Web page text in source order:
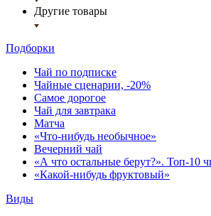
Другие товары
Подборки
Чай по подписке
Чайные сценарии, -20%
Самое дорогое
Чай для завтрака
Матча
«Что-нибудь необычное»
Вечерний чай
«А что остальные берут?». Топ-10
«Какой-нибудь фруктовый»
Виды